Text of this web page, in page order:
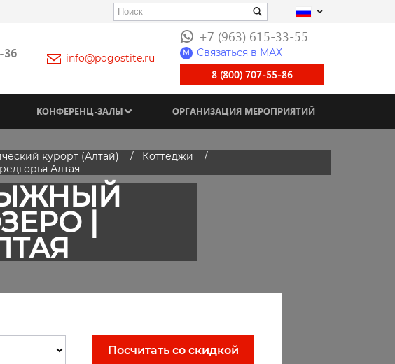
36 info@pogostite.ru
+7 (963) 615-33-55
M Связаться в МАХ
8 (800) 707-55-86
КОНФЕРЕНЦ-ЗАЛЫ ОРГАНИЗАЦИЯ МЕРОПРИЯТИЙ
курорт (Алтай)
Коттеджи
Алтая
|
Посчитать со скидкой